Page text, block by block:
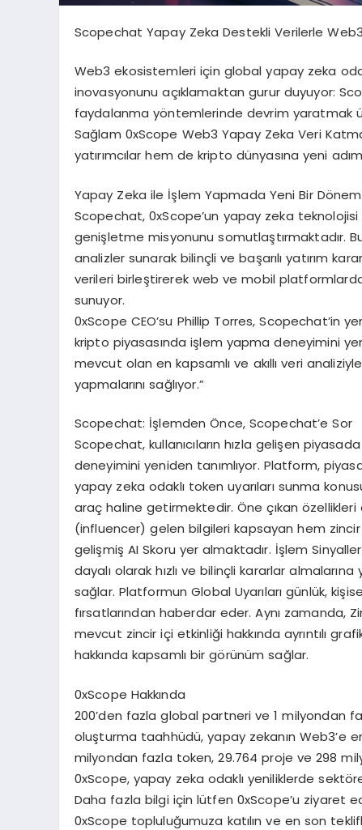
Scopechat Yapay Zeka Destekli Verilerle
Web3 ekosistemleri için global yapay zeka
inovasyonunu açıklamaktan gurur duyuyor:
faydalanma yöntemlerinde devrim yaratmak
Sağlam 0xScope Web3 Yapay Zeka Veri
yatırımcılar hem de kripto dünyasına yeni
Yapay Zeka ile İşlem Yapmada Yeni Bir Dönem
Scopechat, 0xScope’un yapay zeka teknolojisi
genişletme misyonunu somutlaştırmaktadır.
analizler sunarak bilinçli ve başarılı yatırım
verileri birleştirerek web ve mobil
sunuyor.
0xScope CEO’su Phillip Torres, Scopechat’in
kripto piyasasında işlem yapma deneyimini
mevcut olan en kapsamlı ve akıllı veri
yapmalarını sağlıyor.”
Scopechat: İşlemden Önce, Scopechat’e Sor
Scopechat, kullanıcıların hızla gelişen
deneyimini yeniden tanımlıyor. Platform,
yapay zeka odaklı token uyarıları sunma
araç haline getirmektedir. Öne çıkan özellikleri
(influencer) gelen bilgileri kapsayan hem
gelişmiş AI Skoru yer almaktadır. İşlem
dayalı olarak hızlı ve bilinçli kararlar
sağlar. Platformun Global Uyarıları günlük,
fırsatlarından haberdar eder. Aynı zamanda,
mevcut zincir içi etkinliği hakkında ayrıntılı
hakkında kapsamlı bir görünüm sağlar.
0xScope Hakkında
200’den fazla global partneri ve 1 milyondan
oluşturma taahhüdü, yapay zekanın Web3’e
milyondan fazla token, 29.764 proje ve 298
0xScope, yapay zeka odaklı yeniliklerde
Daha fazla bilgi için lütfen 0xScope’u ziyaret
0xScope topluluğumuza katılın ve en son